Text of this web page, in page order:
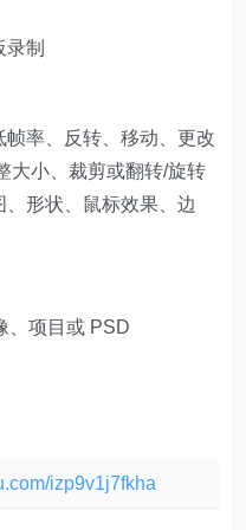
制
率、反转、移动、更改
大小、裁剪或翻转/旋转
形状、鼠标效果、边
、项目或 PSD
izp9v1j7fkha